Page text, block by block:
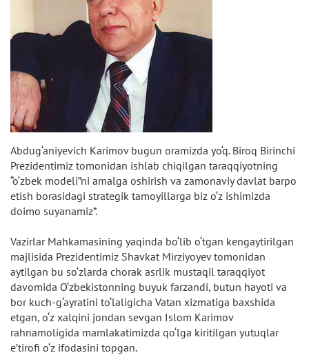
Abdug‘aniyevich Karimov bugun oramizda yo‘q. Biroq Birinchi
Prezidentimiz tomonidan ishlab chiqilgan taraqqiyotning
“o‘zbek modeli”ni amalga oshirish va zamonaviy davlat barpo
etish borasidagi strategik tamoyillarga biz o‘z ishimizda
doimo suyanamiz”.
Vazirlar Mahkamasining yaqinda bo‘lib o‘tgan kengaytirilgan
majlisida Prezidentimiz Shavkat Mirziyoyev tomonidan
aytilgan bu so‘zlarda chorak asrlik mustaqil taraqqiyot
davomida O‘zbekistonning buyuk farzandi, butun hayoti va
bor kuch-g‘ayratini to‘laligicha Vatan xizmatiga baxshida
etgan, o‘z xalqini jondan sevgan Islom Karimov
rahnamoligida mamlakatimizda qo‘lga kiritilgan yutuqlar
e’tirofi o‘z ifodasini topgan.